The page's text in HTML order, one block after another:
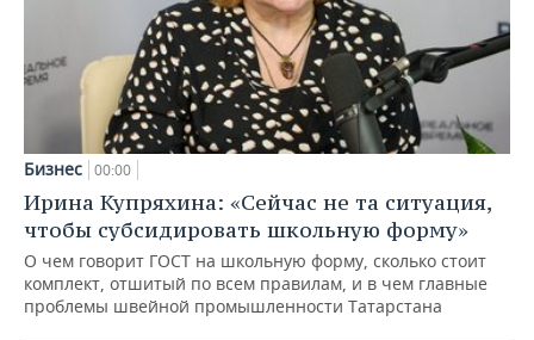
Бизнес 00:00
Ирина Купряхина: «Сейчас не та ситуация,
чтобы субсидировать школьную форму»
О чем говорит ГОСТ на школьную форму, сколько стоит
комплект, отшитый по всем правилам, и в чем главные
проблемы швейной промышленности Татарстана